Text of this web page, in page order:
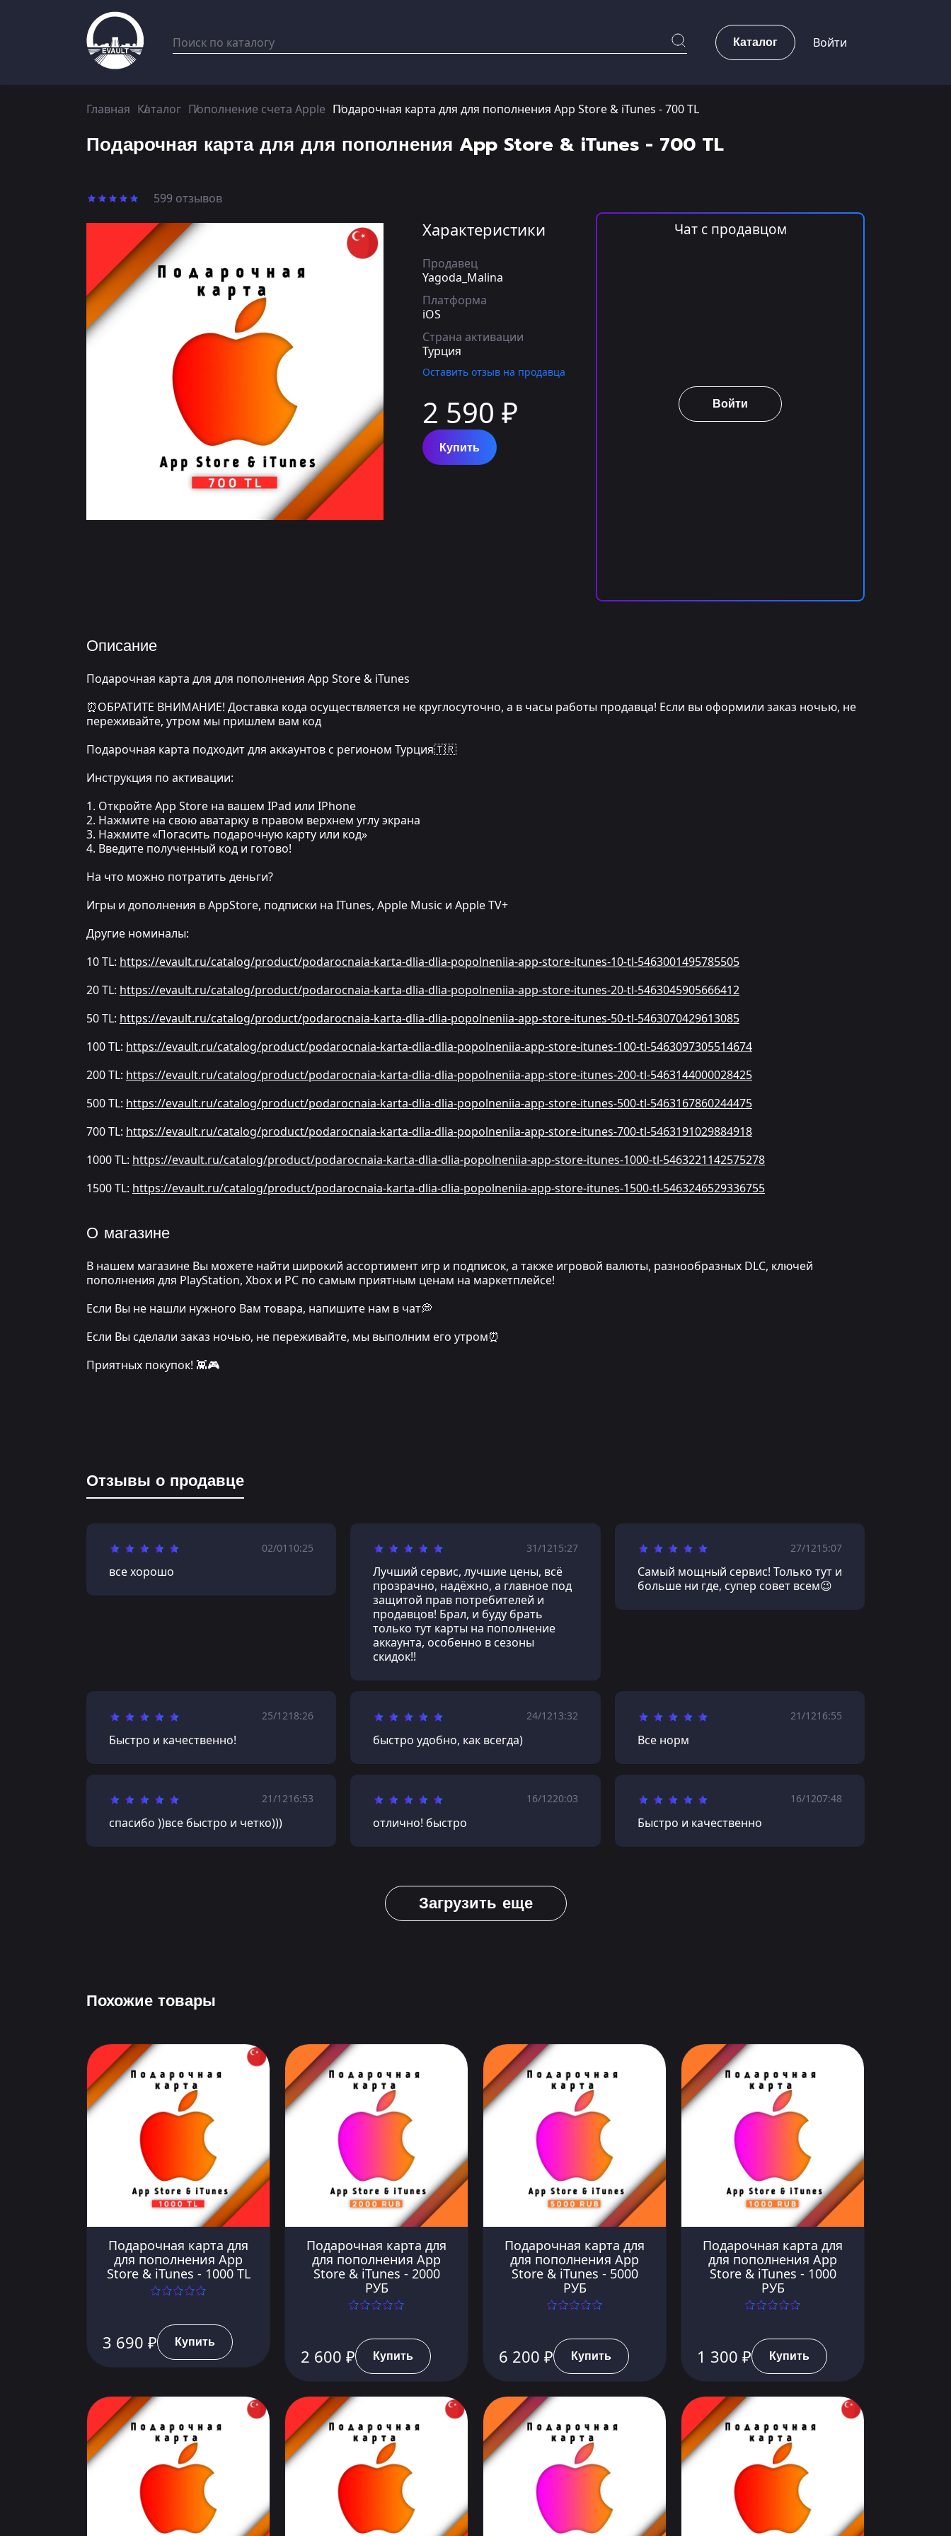
Каталог Войти
Главная Каталог Пополнение счета Apple Подарочная карта для для пополнения App Store & iTunes - 700 TL
Подарочная карта для для пополнения App Store & iTunes - 700 TL
599 отзывов
Характеристики
Продавец
Yagoda_Malina
Платформа
iOS
Страна активации
Турция
Оставить отзыв на продавца
2 590 ₽
Купить
Чат с продавцом
Войти
Описание
Подарочная карта для для пополнения App Store & iTunes
⏰ОБРАТИТЕ ВНИМАНИЕ! Доставка кода осуществляется не круглосуточно, а в часы работы продавца! Если вы оформили заказ ночью, не
переживайте, утром мы пришлем вам код
Подарочная карта подходит для аккаунтов с регионом Турция🇹🇷
Инструкция по активации:
1. Откройте App Store на вашем IPad или IPhone
2. Нажмите на свою аватарку в правом верхнем углу экрана
3. Нажмите «Погасить подарочную карту или код»
4. Введите полученный код и готово!
На что можно потратить деньги?
Игры и дополнения в AppStore, подписки на ITunes, Apple Music и Apple TV+
Другие номиналы:
10 TL: https://evault.ru/catalog/product/podarocnaia-karta-dlia-dlia-popolneniia-app-store-itunes-10-tl-5463001495785505
20 TL: https://evault.ru/catalog/product/podarocnaia-karta-dlia-dlia-popolneniia-app-store-itunes-20-tl-5463045905666412
50 TL: https://evault.ru/catalog/product/podarocnaia-karta-dlia-dlia-popolneniia-app-store-itunes-50-tl-5463070429613085
100 TL: https://evault.ru/catalog/product/podarocnaia-karta-dlia-dlia-popolneniia-app-store-itunes-100-tl-5463097305514674
200 TL: https://evault.ru/catalog/product/podarocnaia-karta-dlia-dlia-popolneniia-app-store-itunes-200-tl-5463144000028425
500 TL: https://evault.ru/catalog/product/podarocnaia-karta-dlia-dlia-popolneniia-app-store-itunes-500-tl-5463167860244475
700 TL: https://evault.ru/catalog/product/podarocnaia-karta-dlia-dlia-popolneniia-app-store-itunes-700-tl-5463191029884918
1000 TL: https://evault.ru/catalog/product/podarocnaia-karta-dlia-dlia-popolneniia-app-store-itunes-1000-tl-5463221142575278
1500 TL: https://evault.ru/catalog/product/podarocnaia-karta-dlia-dlia-popolneniia-app-store-itunes-1500-tl-5463246529336755
О магазине
В нашем магазине Вы можете найти широкий ассортимент игр и подписок, а также игровой валюты, разнообразных DLC, ключей
пополнения для PlayStation, Xbox и PC по самым приятным ценам на маркетплейсе!
Если Вы не нашли нужного Вам товара, напишите нам в чат💭
Если Вы сделали заказ ночью, не переживайте, мы выполним его утром⏰
Приятных покупок! 👾🎮
Отзывы о продавце
02/01 10:25
все хорошо
31/1215:27
Лучший сервис, лучшие цены, всё
прозрачно, надёжно, а главное под
защитой прав потребителей и
продавцов! Брал, и буду брать
только тут карты на пополнение
аккаунта, особенно в сезоны
скидок!!
27/1215:07
Самый мощный сервис! Только тут и
больше ни где, супер совет всем😉
25/1218:26
Быстро и качественно!
24/1213:32
быстро удобно, как всегда)
21/1216:55
Все норм
21/1216:53
спасибо ))все быстро и четко)))
16/1220:03
отлично! быстро
16/1207:48
Быстро и качественно
Загрузить еще
Похожие товары
Подарочная карта для
для пополнения App
Store & iTunes - 1000 TL
3 690 ₽ Купить
Подарочная карта для
для пополнения App
Store & iTunes - 2000
РУБ
2 600 ₽ Купить
Подарочная карта для
для пополнения App
Store & iTunes - 5000
РУБ
6 200 ₽ Купить
Подарочная карта для
для пополнения App
Store & iTunes - 1000
РУБ
1 300 ₽ Купить